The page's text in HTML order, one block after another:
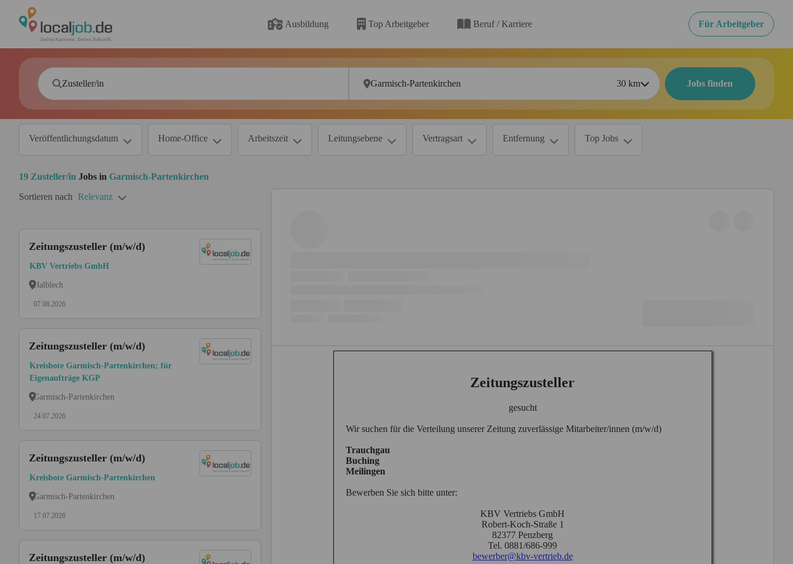
Ausbildung Top Arbeitgeber Beruf / Karriere Für Arbeitgeber
30km Jobs finden
Veröffentlichungsdatum Home-Office Arbeitszeit Leitungsebene Vertragsart Entfernung Top Jobs
19 Zusteller/in Jobs in Garmisch-Partenkirchen
Sortieren nach Relevanz
Zeitungszusteller (m/w/d)
KBV Vertriebs GmbH
Halblech
07.08.2026
Zeitungszusteller (m/w/d)
Kreisbote Garmisch-Partenkirchen; für
Eigenaufträge KGP
Garmisch-Partenkirchen
24.07.2026
Zeitungszusteller (m/w/d)
Kreisbote Garmisch-Partenkirchen
Garmisch-Partenkirchen
17.07.2026
Zeitungszusteller (m/w/d)